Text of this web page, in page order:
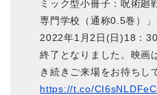
ミック型小冊子：呪術廻
専門学校（通称0.5巻）
2022年1月2日(日)18：
終了となりました。映画
き続きご来場をお待ちし
https://t.co/CI6sNLDFeC